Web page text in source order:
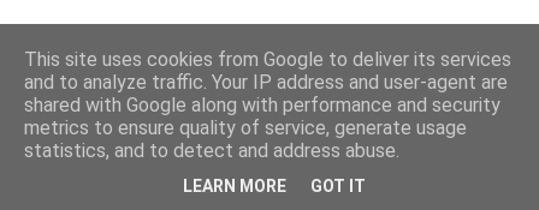
ramię? Dla Annabelle ten jeden raz to za dużo. Przepojona
złością na sytuację, w której się znalazła i na to, co
wydarzyło się w przeszłości, zaczyna biec. Biegnie przed
siebie, w zwykłych ubraniach, tak jakby każdym krokiem
This site uses cookies from Google to deliver its services
and to analyze traffic. Your IP address and user-agent are
shared with Google along with performance and security
metrics to ensure quality of service, generate usage
statistics, and to detect and address abuse.
LEARN MORE GOT IT